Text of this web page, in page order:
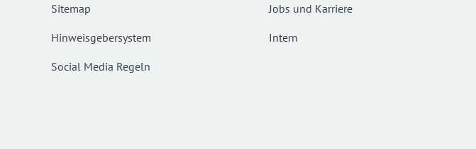
Sitemap
Hinweisgebersystem
Social Media Regeln
Jobs und Karriere
Intern